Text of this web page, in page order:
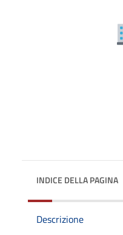
INDICE DELLA PAGINA
Descrizione